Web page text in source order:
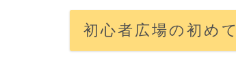
初心者広場の初めて